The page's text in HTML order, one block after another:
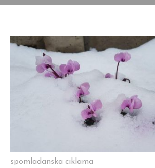
spomladanska ciklama